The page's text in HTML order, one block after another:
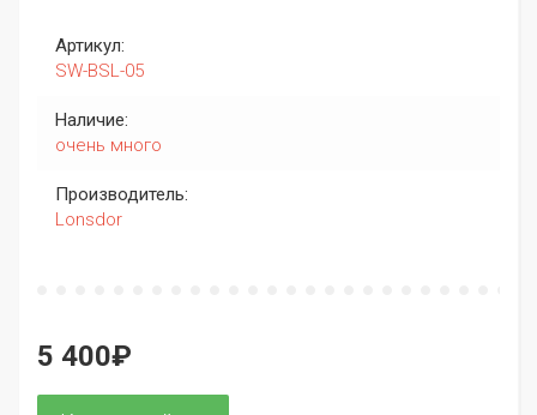
Артикул:
SW-BSL-05
Наличие:
очень много
Производитель:
Lonsdor
5 400₽